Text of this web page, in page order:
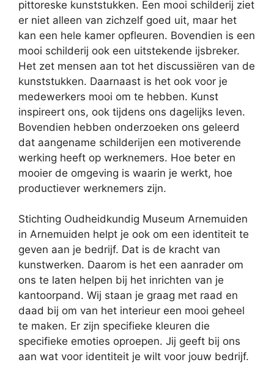
pittoreske kunststukken. Een mooi schilderij ziet
er niet alleen van zichzelf goed uit, maar het
kan een hele kamer opfleuren. Bovendien is een
mooi schilderij ook een uitstekende ijsbreker.
Het zet mensen aan tot het discussiëren van de
kunststukken. Daarnaast is het ook voor je
medewerkers mooi om te hebben. Kunst
inspireert ons, ook tijdens ons dagelijks leven.
Bovendien hebben onderzoeken ons geleerd
dat aangename schilderijen een motiverende
werking heeft op werknemers. Hoe beter en
mooier de omgeving is waarin je werkt, hoe
productiever werknemers zijn.
Stichting Oudheidkundig Museum Arnemuiden
in Arnemuiden helpt je ook om een identiteit te
geven aan je bedrijf. Dat is de kracht van
kunstwerken. Daarom is het een aanrader om
ons te laten helpen bij het inrichten van je
kantoorpand. Wij staan je graag met raad en
daad bij om van het interieur een mooi geheel
te maken. Er zijn specifieke kleuren die
specifieke emoties oproepen. Jij geeft bij ons
aan wat voor identiteit je wilt voor jouw bedrijf.